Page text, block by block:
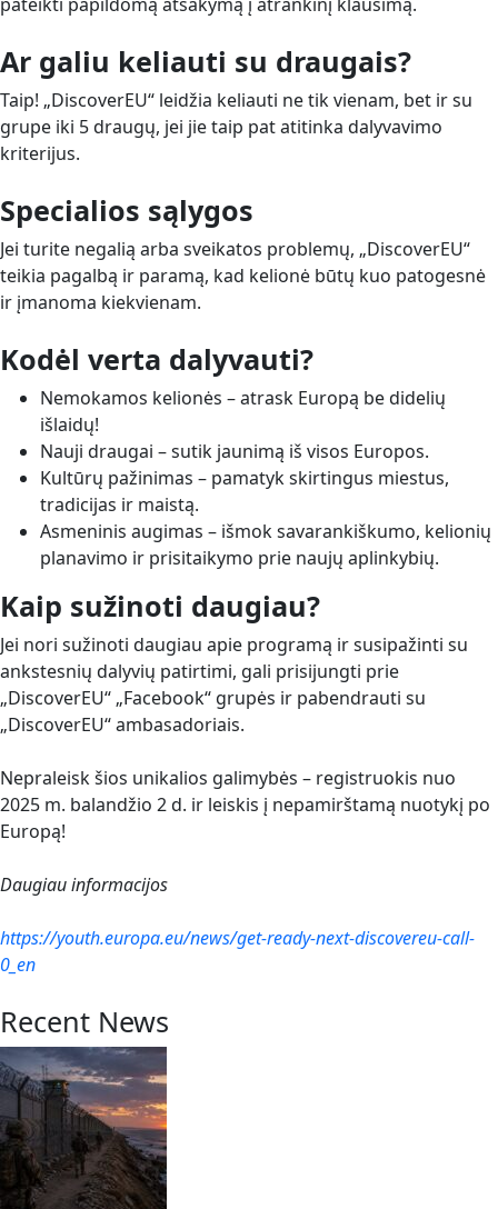
Ar galiu keliauti su draugais?
Taip! „DiscoverEU“ leidžia keliauti ne tik vienam, bet ir su
grupe iki 5 draugų, jei jie taip pat atitinka dalyvavimo
kriterijus.
Specialios sąlygos
Jei turite negalią arba sveikatos problemų, „DiscoverEU“
teikia pagalbą ir paramą, kad kelionė būtų kuo patogesnė
ir įmanoma kiekvienam.
Kodėl verta dalyvauti?
Nemokamos kelionės – atrask Europą be didelių
išlaidų!
Nauji draugai – sutik jaunimą iš visos Europos.
Kultūrų pažinimas – pamatyk skirtingus miestus,
tradicijas ir maistą.
Asmeninis augimas – išmok savarankiškumo, kelionių
planavimo ir prisitaikymo prie naujų aplinkybių.
Kaip sužinoti daugiau?
Jei nori sužinoti daugiau apie programą ir susipažinti su
ankstesnių dalyvių patirtimi, gali prisijungti prie
„DiscoverEU“ „Facebook“ grupės ir pabendrauti su
„DiscoverEU“ ambasadoriais.
Nepraleisk šios unikalios galimybės – registruokis nuo
2025 m. balandžio 2 d. ir leiskis į nepamirštamą nuotykį po
Europą!
Daugiau informacijos
https://youth.europa.eu/news/get-ready-next-discovereu-call-
0_en
Recent News